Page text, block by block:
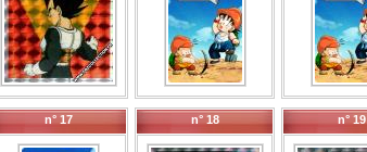
n° 17 n° 18 n° 19